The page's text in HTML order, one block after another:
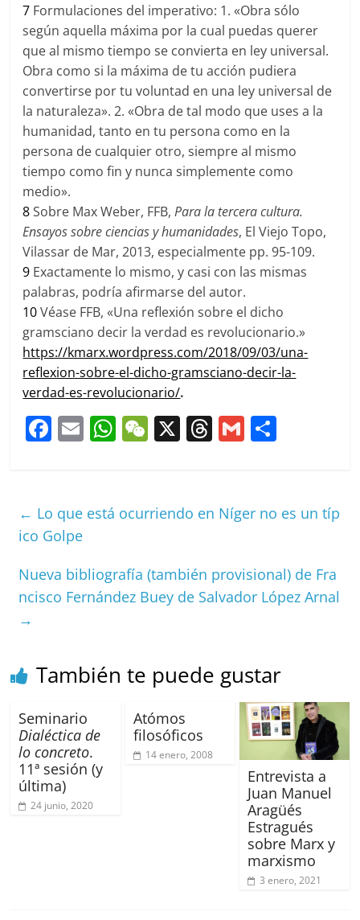
7 Formulaciones del imperativo: 1. «Obra sólo
según aquella máxima por la cual puedas querer
que al mismo tiempo se convierta en ley universal.
Obra como si la máxima de tu acción pudiera
convertirse por tu voluntad en una ley universal de
la naturaleza». 2. «Obra de tal modo que uses a la
humanidad, tanto en tu persona como en la
persona de cualquier otro, siempre al mismo
tiempo como fin y nunca simplemente como
medio».
8Sobre Max Weber, FFB,Para la tercera cultura.
Ensayos sobre ciencias y humanidades, El Viejo Topo,
Vilassar de Mar, 2013, especialmente pp. 95-109.
9 Exactamente lo mismo, y casi con las mismas
palabras, podría afirmarse del autor.
10Véase FFB, «Una reflexión sobre el dicho
gramsciano decir la verdad es revolucionario.»
https://kmarx.wordpress.com/2018/09/03/una-
reflexion-sobre-el-dicho-gramsciano-decir-la-
verdad-es-revolucionario/.
F
e
b
o
k
E
l
W
s
p
W
h
X T
a
G
l p
← Lo que está ocurriendo en Níger no es un típ
ico Golpe
Nueva bibliografía (también provisional) de Fra
ncisco Fernández Buey de Salvador López Arnal
→
También te puede gustar
Seminario
Dialéctica de
lo concreto.
11ª sesión (y
última)
24 junio, 2020
Atómos
filosóficos
14 enero, 2008
Entrevista a
Juan Manuel
Aragüés
Estragués
sobre Marx y
marxismo
3 enero, 2021